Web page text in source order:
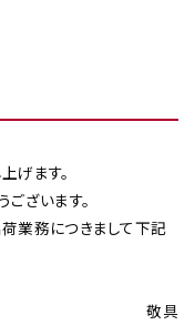
げます。
ざいます。
業務につきまして下記
敬具